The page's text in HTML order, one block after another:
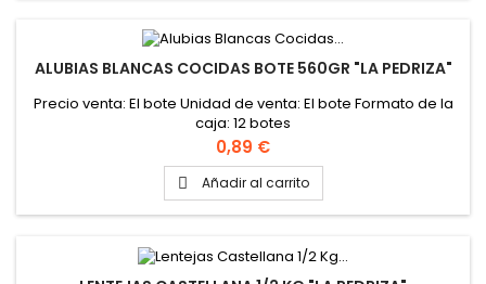
ALUBIAS BLANCAS COCIDAS BOTE 560GR "LA PEDRIZA"
Precio venta: El bote Unidad de venta: El bote Formato de la
caja: 12 botes
Precio
0,89 €
 Añadir al carrito